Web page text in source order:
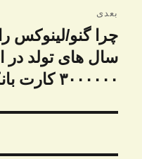
بعدی
نوشته
بعدی:
چرا گنو/لینوکس
سال های تولد در
۳۰۰۰۰۰۰ کارت بانکی